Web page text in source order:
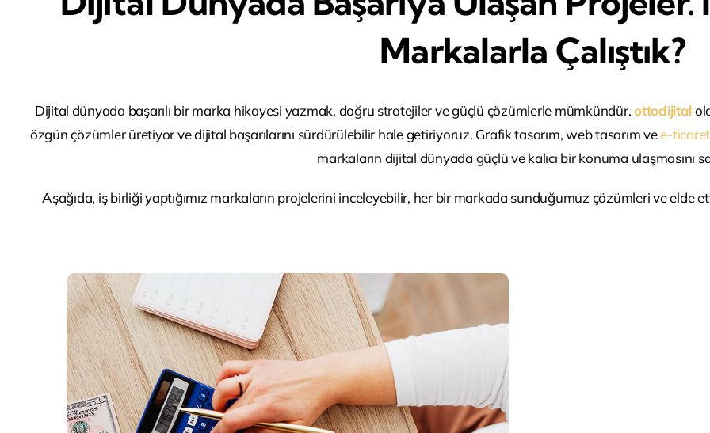
Markalarla Çalıştık?
Dijital dünyada başarılı bir marka hikayesi yazmak, doğru stratejiler ve güçlü çözümlerle mümkündür.ottodijital
özgün çözümler üretiyor ve dijital başarılarını sürdürülebilir hale getiriyoruz. Grafik tasarım, web tasarım vee-
markaların dijital dünyada güçlü ve kalıcı bir konuma ulaşmasını
Aşağıda, iş birliği yaptığımız markaların projelerini inceleyebilir, her bir markada sunduğumuz çözümleri ve elde